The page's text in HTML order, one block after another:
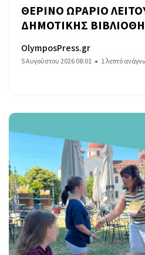
ΘΕΡΙΝΟ ΩΡΑΡΙΟ
ΔΗΜΟΤΙΚΗΣ
OlymposPress.gr
5 Αυγούστου 2026 08:01 1 λεπτό